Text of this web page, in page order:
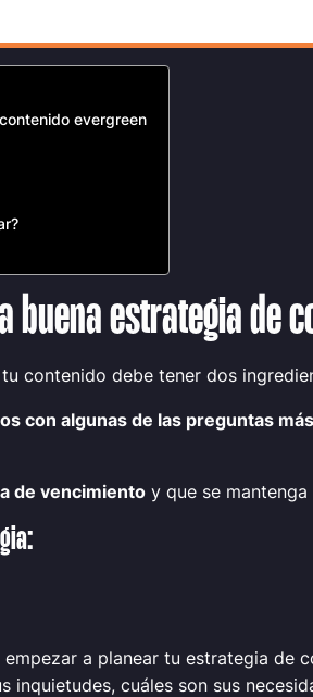
evergreen
buena estrategia de
contenido debe tener dos
con algunas de las preguntas
de vencimiento y que se
a planear tu estrategia de
inquietudes, cuáles son sus